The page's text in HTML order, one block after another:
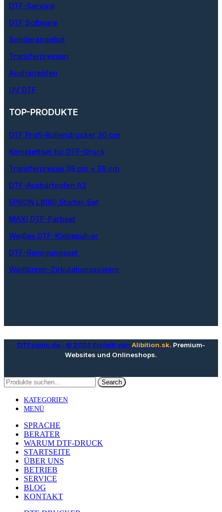
DTF-Service
DTF Software
Sonderangebot
Transferpressen
Aushärteöfen
UV DTF
TOP-PRODUKTE
DTF Profi-Rollendrucker 30 cm
Komplettset für DTF-Druck
Transferpresse 38 cm × 38 cm
DTF-Aushärteofen A3
EPSON L8180 Starter-Set
MAXI DTF-Farbset
Weißes DTF-Klebepulver
DTF-Reinigungsset
Weißtinten-Zirkulationssystem
DTFclinic.de- © 2024 Erstellt von Alibition.sk. Premium-
Websites und Onlineshops.
Search
KATEGORIEN
MENÜ
SPRACHE
BERATER
WARUM DTF-DRUCK
STARTSEITE
ÜBER UNS
BETRIEB
SERVICE
BLOG
KONTAKT